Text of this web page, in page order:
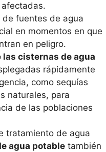
fuentes de agua
en momentos en que
en peligro.
las cisternas de agua
rápidamente
como sequías
naturales, para
de las poblaciones
tratamiento de agua
agua potable también